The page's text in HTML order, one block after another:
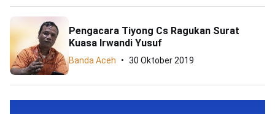
Pengacara Tiyong Cs Ragukan Surat
Kuasa Irwandi Yusuf
Banda Aceh 30 Oktober 2019